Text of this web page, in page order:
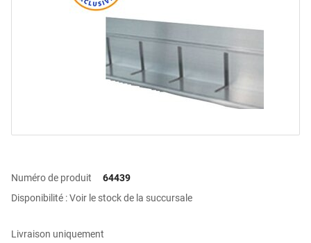
Numéro de produit
64439
Disponibilité : Voir le stock de la succursale
Livraison uniquement